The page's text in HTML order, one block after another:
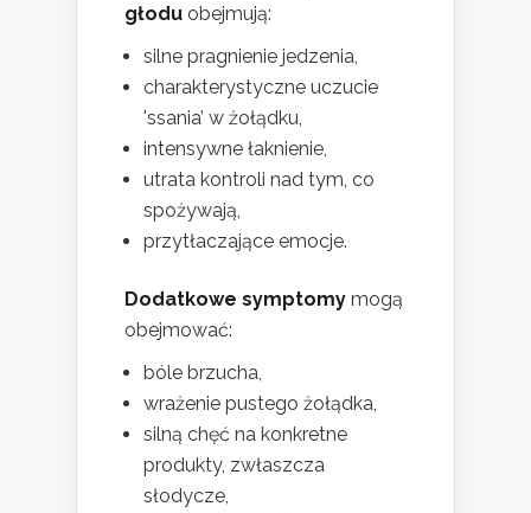
głodu obejmują:
silne pragnienie jedzenia,
charakterystyczne uczucie
'ssania’ w żołądku,
intensywne łaknienie,
utrata kontroli nad tym, co
spożywają,
przytłaczające emocje.
Dodatkowe symptomy mogą
obejmować:
bóle brzucha,
wrażenie pustego żołądka,
silną chęć na konkretne
produkty, zwłaszcza
słodycze,